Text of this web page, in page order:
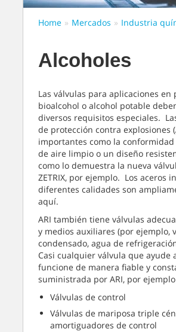
Home Mercados Industria
Alcoholes
Las válvulas para aplicaciones en
bioalcohol o alcohol potable
diversos requisitos especiales.
de protección contra explosiones
importantes como la
de aire limpio o un diseño
como lo demuestra la nueva
ZETRIX, por ejemplo. Los aceros
diferentes calidades son
aquí.
ARI también tiene válvulas
y medios auxiliares (por ejemplo,
condensado, agua de
Casi cualquier válvula que ayude
funcione de manera fiable y
suministrada por ARI, por ejemplo
Válvulas de control
Válvulas de mariposa triple
amortiguadores de control